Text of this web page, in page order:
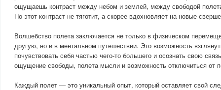
ощущаешь контраст между небом и землей, между свободой
Но этот контраст не тяготит, а скорее вдохновляет на новые
Волшебство полета заключается не только в физическом
другую, но и в ментальном путешествии. Это возможность
почувствовать себя частью чего-то большего и осознать свою
ощущение свободы, полета мысли и возможность отключиться от
Каждый полет — это уникальный опыт, который оставляет свой